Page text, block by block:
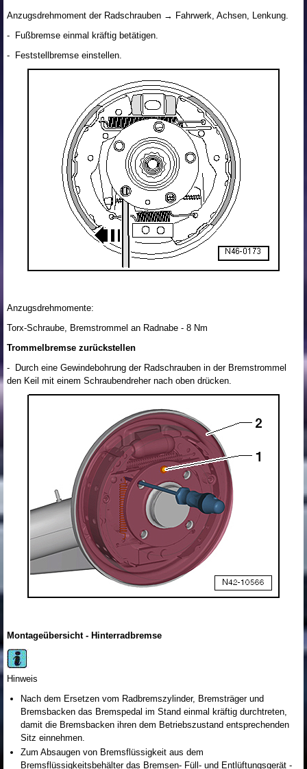
Anzugsdrehmoment der Radschrauben → Fahrwerk, Achsen, Lenkung.
- Fußbremse einmal kräftig betätigen.
- Feststellbremse einstellen.
Anzugsdrehmomente:
Torx-Schraube, Bremstrommel an Radnabe - 8 Nm
Trommelbremse zurückstellen
- Durch eine Gewindebohrung der Radschrauben in der Bremstrommel
den Keil mit einem Schraubendreher nach oben drücken.
Montageübersicht - Hinterradbremse
Hinweis
Nach dem Ersetzen vom Radbremszylinder, Bremsträger und
Bremsbacken das Bremspedal im Stand einmal kräftig durchtreten,
damit die Bremsbacken ihren dem Betriebszustand entsprechenden
Sitz einnehmen.
Zum Absaugen von Bremsflüssigkeit aus dem
Bremsflüssigkeitsbehälter das Bremsen- Füll- und Entlüftungsgerät -